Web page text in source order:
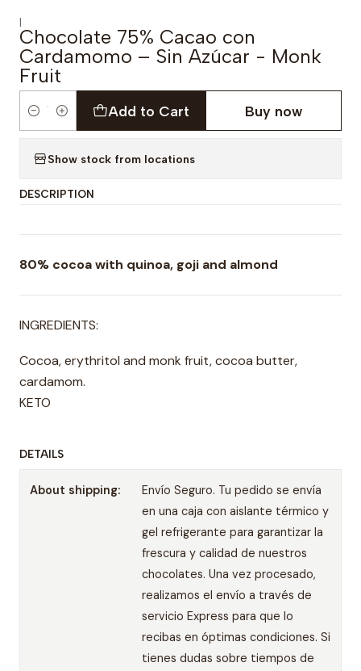
|
Chocolate 75% Cacao con
Cardamomo – Sin Azúcar - Monk
Fruit
Quantity
Add to Cart Buy now
Show stock from locations
DESCRIPTION
80% cocoa with quinoa, goji and almond
INGREDIENTS:
Cocoa, erythritol and monk fruit, cocoa butter,
cardamom.
KETO
DETAILS
About shipping:
Envío Seguro. Tu pedido se envía
en una caja con aislante térmico y
gel refrigerante para garantizar la
frescura y calidad de nuestros
chocolates. Una vez procesado,
realizamos el envío a través de
servicio Express para que lo
recibas en óptimas condiciones. Si
tienes dudas sobre tiempos de